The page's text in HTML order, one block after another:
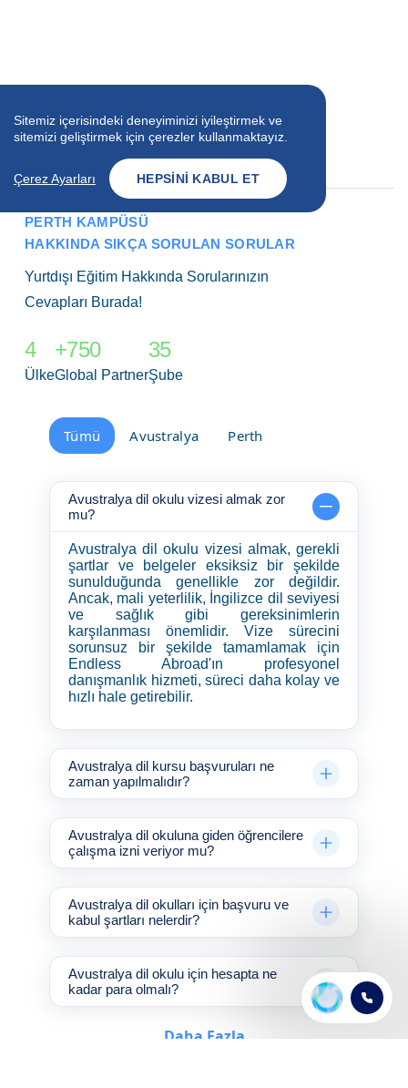
1 ProgramSelected
INFORMATION FORM
PERTH KAMPÜSÜ
HAKKINDA SIKÇA SORULAN SORULAR
Yurtdışı Eğitim Hakkında Sorularınızın
Cevapları Burada!
4
Ülke
+750
Global Partner
35
Şube
Tümü Avustralya Perth
Avustralya dil okulu vizesi almak zor
mu?
Avustralya dil okulu vizesi almak, gerekli
şartlar ve belgeler eksiksiz bir şekilde
sunulduğunda genellikle zor değildir.
Ancak, mali yeterlilik, İngilizce dil seviyesi
ve sağlık gibi gereksinimlerin
karşılanması önemlidir. Vize sürecini
sorunsuz bir şekilde tamamlamak için
Endless Abroad'ın profesyonel
danışmanlık hizmeti, süreci daha kolay ve
hızlı hale getirebilir.
Avustralya dil kursu başvuruları ne
zaman yapılmalıdır?
Avustralya dil okuluna giden öğrencilere
çalışma izni veriyor mu?
Avustralya dil okulları için başvuru ve
kabul şartları nelerdir?
Avustralya dil okulu için hesapta ne
kadar para olmalı?
Daha Fazla
Sitemiz içerisindeki deneyiminizi iyileştirmek ve
sitemizi geliştirmek için çerezler kullanmaktayız.
Çerez Ayarları HEPSINI KABUL ET